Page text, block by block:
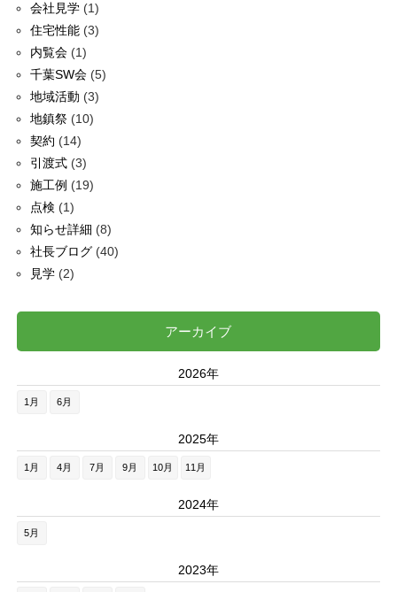
会社見学(1)
住宅性能(3)
内覧会(1)
千葉SW会(5)
地域活動 (3)
地鎮祭(10)
契約 (14)
引渡式(3)
施工例 (19)
点検 (1)
知らせ詳細 (8)
社長ブログ(40)
見学(2)
アーカイブ
2026年
1月 6月
2025年
1月 4月 7月 9月 10月 11月
2024年
5月
2023年